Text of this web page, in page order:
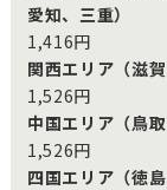
愛知、三重）
1,416円
関西エリア（滋
1,526円
中国エリア（鳥
1,526円
四国エリア（徳